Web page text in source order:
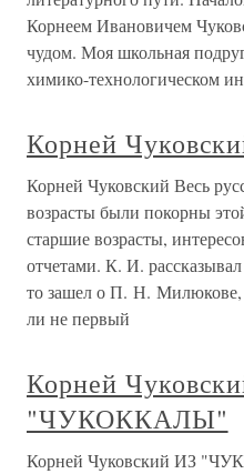
Корнеем Ивановичем
чудом. Моя школьная
химико-технологическом
Корней
Корней Чуковский Весь
возрасты были покорны
старшие возрасты,
отчетами. К. И.
то зашел о П. Н. Милюкове,
ли не первый
Корней
"ЧУКОККАЛЫ"
Корней Чуковский ИЗ